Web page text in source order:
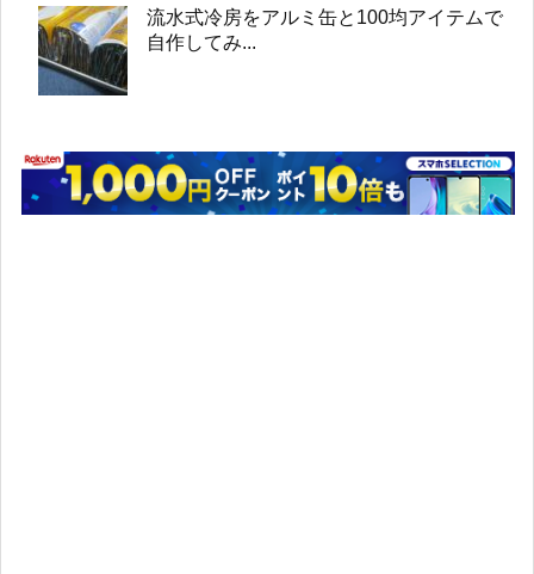
流水式冷房をアルミ缶と100均アイテムで
自作してみ...